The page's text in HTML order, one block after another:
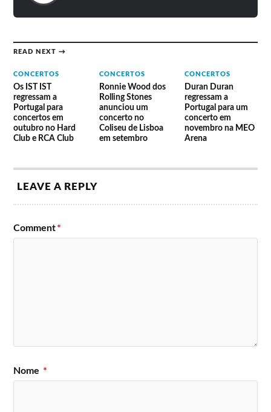
READ NEXT →
CONCERTOS
Os IST IST
regressam a
Portugal para
concertos em
outubro no Hard
Club e RCA Club
CONCERTOS
Ronnie Wood dos
Rolling Stones
anunciou um
concerto no
Coliseu de Lisboa
em setembro
CONCERTOS
Duran Duran
regressam a
Portugal para um
concerto em
novembro na MEO
Arena
LEAVE A REPLY
Comment*
Nome *